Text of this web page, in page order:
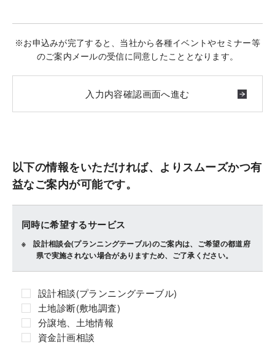
※お申込みが完了すると、当社から各種イベントやセミナー等
のご案内メールの受信に同意したこととなります。
以下の情報をいただければ、よりスムーズかつ有
益なご案内が可能です。
同時に希望するサービス
設計相談会(プランニングテーブル)のご案内は、ご希望の都道府
県で実施されない場合がありますため、ご了承ください。
設計相談(プランニングテーブル)
土地診断(敷地調査)
分譲地、土地情報
資金計画相談